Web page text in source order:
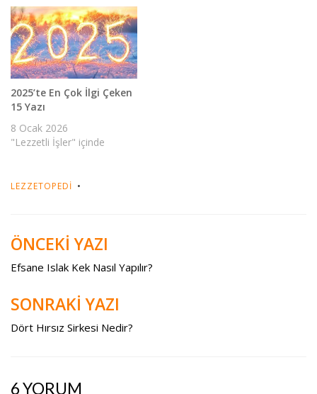
2025’te En Çok İlgi Çeken
15 Yazı
8 Ocak 2026
"Lezzetli İşler" içinde
LEZZETOPEDI
Yazı
gezinmesi
ÖNCEKİ YAZI
Efsane Islak Kek Nasıl Yapılır?
SONRAKİ YAZI
Dört Hırsız Sirkesi Nedir?
6 YORUM